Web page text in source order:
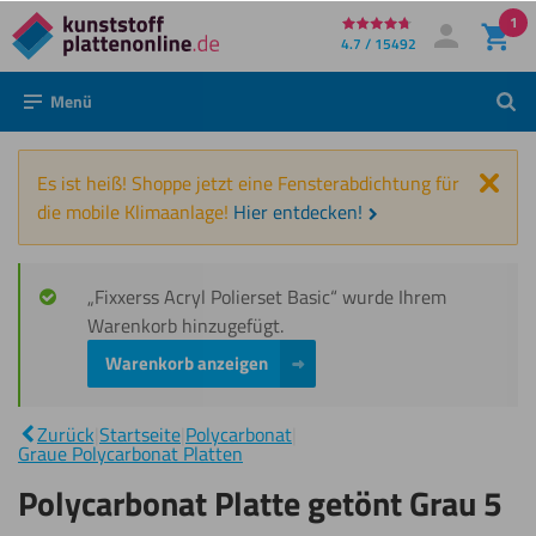
Direkt
zum
Inhalt
4.7 / 15492 Mein Konto
Anmelden
1
Menü
Es ist heiß! Shoppe jetzt eine Fensterabdichtung für
die mobile Klimaanlage! Hier entdecken!
„Fixxerss Acryl Polierset Basic“ wurde Ihrem
Warenkorb hinzugefügt.
Warenkorb anzeigen
Zurück Startseite Polycarbonat
Graue Polycarbonat Platten
|
Polycarbonat
Platte
getönt Grau
5 mm
Polycarbonat Platte getönt Grau 5